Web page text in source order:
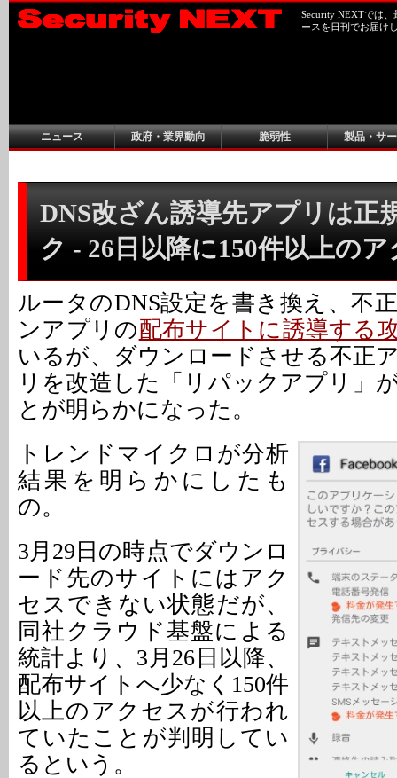
Security NEXTでは
ースを日刊でお届け
ニュース 政府・業界動向 脆弱性 製品・サ
DNS改ざん誘導先アプリは正
ク - 26日以降に150件以上の
ルータのDNS設定を書き換え、不
ンアプリの配布サイトに誘導する
いるが、ダウンロードさせる不正
リを改造した「リパックアプリ」
とが明らかになった。
トレンドマイクロが分析
結果を明らかにしたも
の。
3月29日の時点でダウンロ
ード先のサイトにはアク
セスできない状態だが、
同社クラウド基盤による
統計より、3月26日以降、
配布サイトへ少なく150件
以上のアクセスが行われ
ていたことが判明してい
るという。